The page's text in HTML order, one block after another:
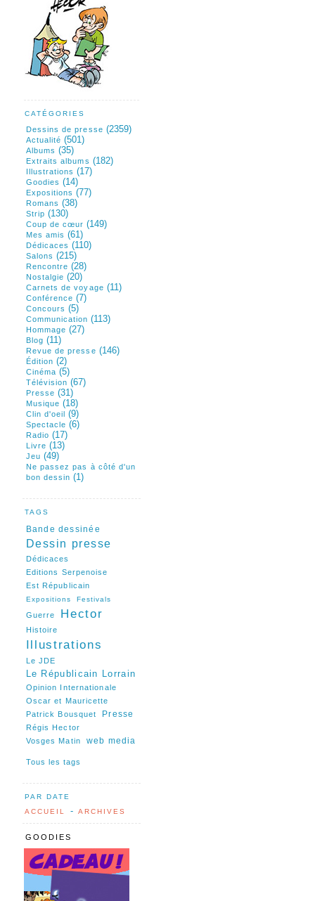
CATÉGORIES
Dessins de presse (2359)
Actualité (501)
Albums (35)
Extraits albums (182)
Illustrations (17)
Goodies (14)
Expositions (77)
Romans (38)
Strip (130)
Coup de cœur (149)
Mes amis (61)
Dédicaces (110)
Salons (215)
Rencontre (28)
Nostalgie (20)
Carnets de voyage (11)
Conférence (7)
Concours (5)
Communication (113)
Hommage (27)
Blog (11)
Revue de presse (146)
Édition (2)
Cinéma (5)
Télévision (67)
Presse (31)
Musique (18)
Clin d'oeil (9)
Spectacle (6)
Radio (17)
Livre (13)
Jeu (49)
Ne passez pas à côté d'un
bon dessin (1)
TAGS
Bande dessinée
Dessin presse
Dédicaces
Editions Serpenoise
Est Républicain
Expositions Festivals
Guerre Hector
Histoire
Illustrations
Le JDE
Le Républicain Lorrain
Opinion Internationale
Oscar et Mauricette
Patrick Bousquet
Presse
Régis Hector
Vosges Matin
web media
Tous les tags
PAR DATE
ACCUEIL
- ARCHIVES
GOODIES